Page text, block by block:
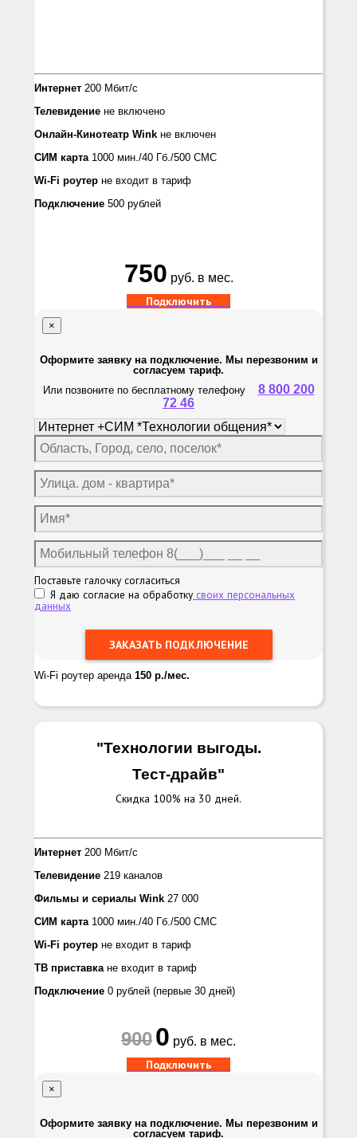
Интернет 200 Мбит/с
Телевидение не включено
Онлайн-Кинотеатр Wink не включен
СИМ карта 1000 мин./40 Гб./500 СМС
Wi-Fi роутер не входит в тариф
Подключение 500 рублей
750 руб. в мес.
Подключить
×
Оформите заявку на подключение. Мы перезвоним и
согласуем тариф.
Или позвоните по бесплатному телефону 8 800 200
72 46
Поставьте галочку согласиться
Я даю согласие на обработку своих персональных
данных
Wi-Fi роутер аренда 150 р./мес.
"Технологии выгоды.
Тест-драйв"
Скидка 100% на 30 дней.
Интернет 200 Мбит/с
Телевидение 219 каналов
Фильмы и сериалы Wink 27 000
СИМ карта 1000 мин./40 Гб./500 СМС
Wi-Fi роутер не входит в тариф
ТВ приставкане входит в тариф
Подключение 0 рублей (первые 30 дней)
9000 руб. в мес.
Подключить
×
Оформите заявку на подключение. Мы перезвоним и
согласуем тариф.